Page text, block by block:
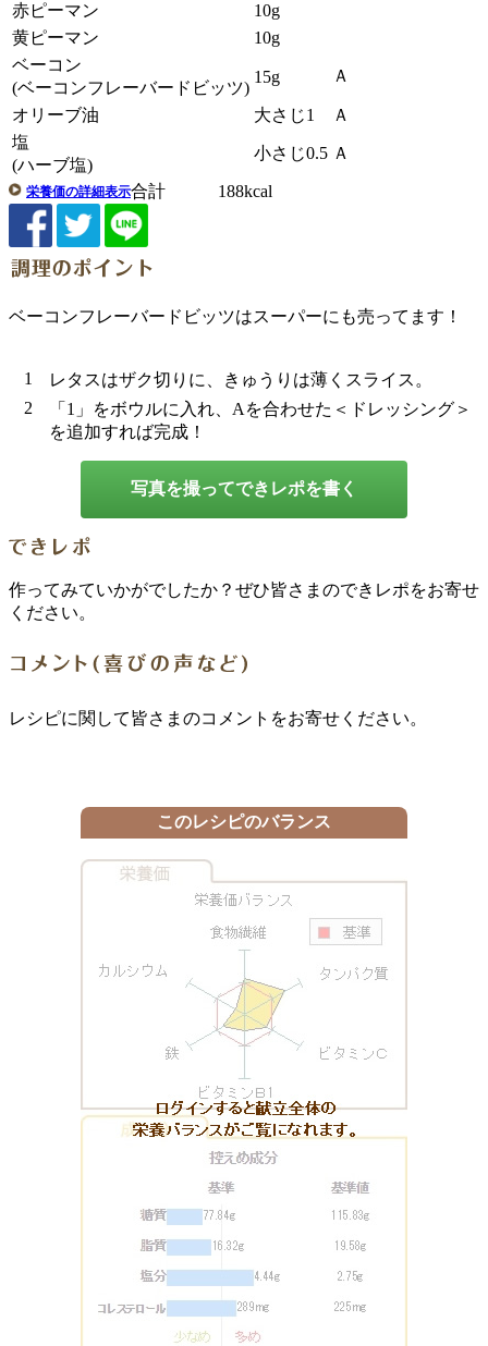
赤ピーマン
10g
黄ピーマン
10g
ベーコン
(ベーコンフレーバードビッツ)
15g Ａ
オリーブ油 大さじ1
Ａ
塩
(ハーブ塩)
小さじ0.5 Ａ
栄養価の詳細表示合計 188kcal
ベーコンフレーバードビッツはスーパーにも売ってます！
1
レタスはザク切りに、きゅうりは薄くスライス。
2
「1」をボウルに入れ、Aを合わせた＜ドレッシング＞
を追加すれば完成！
写真を撮ってできレポを書く
作ってみていかがでしたか？ぜひ皆さまのできレポをお寄せ
ください。
レシピに関して皆さまのコメントをお寄せください。
このレシピのバランス